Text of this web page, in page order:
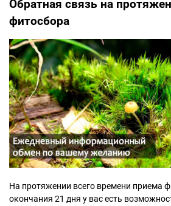
Обратная связь на
фитосбора
На протяжении всего времени приема
окончания 21 дня у вас есть